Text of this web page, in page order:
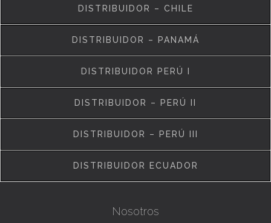
DISTRIBUIDOR – CHILE
DISTRIBUIDOR – PANAMÁ
DISTRIBUIDOR PERÚ I
DISTRIBUIDOR – PERÚ II
DISTRIBUIDOR – PERÚ III
DISTRIBUIDOR ECUADOR
Nosotros